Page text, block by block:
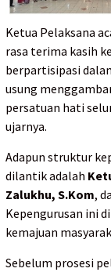
Ketua Pelaksana
rasa terima kasih
berpartisipasi
usung
persatuan hati
ujarnya.
Adapun struktur
dilantik adalah
Zalukhu, S.Kom,
Kepengurusan ini
kemajuan
Sebelum prosesi